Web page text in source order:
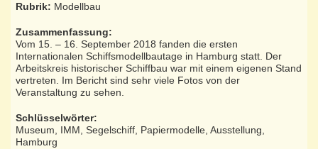
Rubrik: Modellbau
Zusammenfassung:
Vom 15. – 16. September 2018 fanden die ersten
Internationalen Schiffsmodellbautage in Hamburg statt. Der
Arbeitskreis historischer Schiffbau war mit einem eigenen Stand
vertreten. Im Bericht sind sehr viele Fotos von der
Veranstaltung zu sehen.
Schlüsselwörter:
Museum, IMM, Segelschiff, Papiermodelle, Ausstellung,
Hamburg